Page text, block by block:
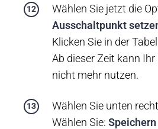
Wählen Sie jetzt die
Ausschaltpunkt
Klicken Sie in der
Ab dieser Zeit kann
nicht mehr nutzen.
Wählen Sie unten
Wählen Sie:Speichern